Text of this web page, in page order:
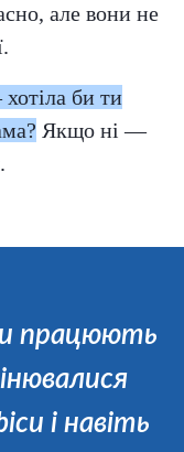
але вони не
би ти
Якщо ні —
працюють
і навіть